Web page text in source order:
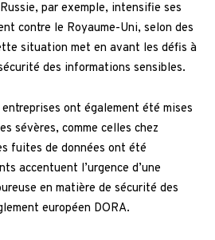
par exemple, intensifie ses
contre le Royaume-Uni, selon des
situation met en avant les défis à
des informations sensibles.
ont également été mises
sévères, comme celles chez
fuites de données ont été
accentuent l’urgence d’une
en matière de sécurité des
européen DORA.